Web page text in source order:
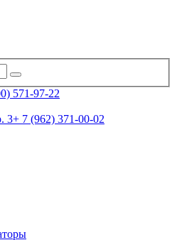
571-97-22
3+ 7 (962) 371-00-02